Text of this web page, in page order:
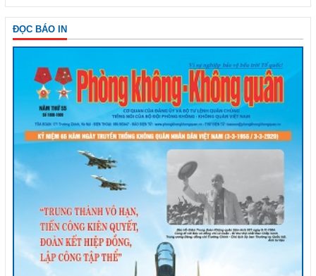
ĐỌC BÁO IN